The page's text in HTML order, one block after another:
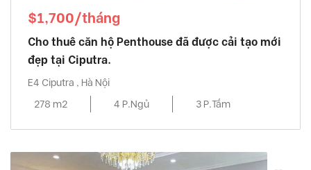
$1,700/tháng
Cho thuê căn hộ Penthouse đã được cải tạo mới
đẹp tại Ciputra.
E4 Ciputra , Hà Nội
278 m2
4 P.Ngủ 3 P.Tắm